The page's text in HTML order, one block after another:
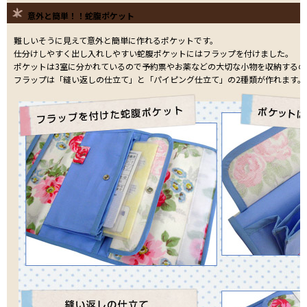
意外と簡単！！蛇腹ポケット
難しいそうに見えて意外と簡単に作れるポケットです。
仕分けしやすく出し入れしやすい蛇腹ポケットにはフラップを付けました。
ポケットは3室に分かれているので予約票やお薬などの大切な小物を収納する
フラップは「縫い返しの仕立て」と「パイピング仕立て」の2種類が作れます。